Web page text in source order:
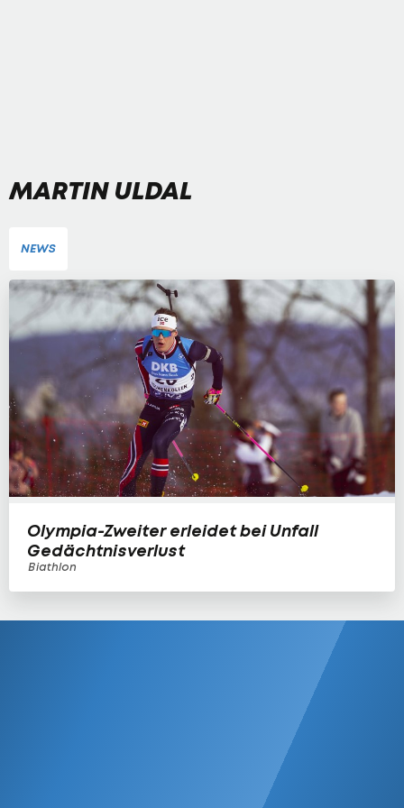
MARTIN ULDAL
NEWS
Olympia-Zweiter erleidet bei Unfall
Gedächtnisverlust
Biathlon